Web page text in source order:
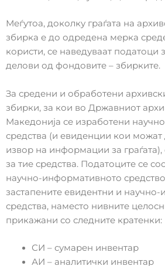
Меѓутоа, доколку граѓата на
збирка е до одредена мерка
користи, се наведуваат податоци
делови од фондовите – збирките.
За средени и обработени
збирки, за кои во Државниот
Македонија се изработени
средства (и евиденции кои можат
извор на информации за граѓата),
за тие средства. Податоците се
научно-информативното
застапените евидентни и
средства, наместо нивните
прикажани со следните кратенки:
СИ – сумарен инвентар
АИ – аналитички инвентар